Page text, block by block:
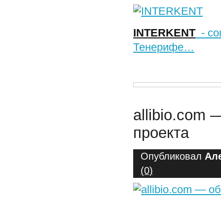
INTERKENT-
Тенерифе…
allibio.com
проекта
Опубликовал
(0)